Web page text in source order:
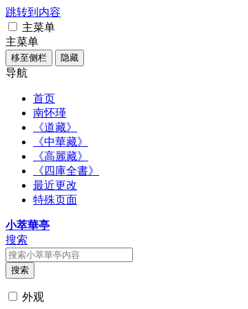
跳转到内容
主菜单
主菜单
移至侧栏 隐藏
导航
首页
南怀瑾
《道藏》
《中華藏》
《高麗藏》
《四庫全書》
最近更改
特殊页面
小萃華亭
搜索
搜索
外观